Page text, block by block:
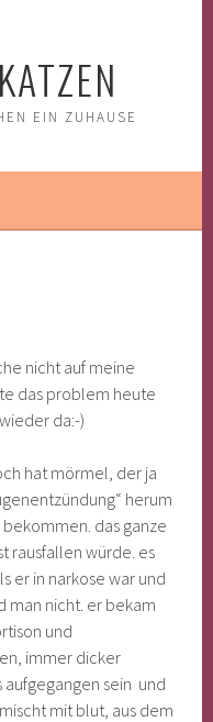
EIN ZUHAUSE
nicht auf meine
das problem heute
da:-)
hat mörmel, der ja
herum
das ganze
rausfallen würde. es
er in narkose war und
man nicht. er bekam
und
immer dicker
sein und
mit blut, aus dem